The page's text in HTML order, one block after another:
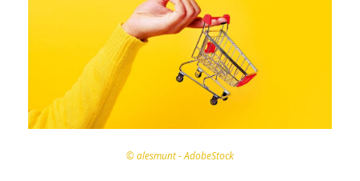
© alesmunt - AdobeStock